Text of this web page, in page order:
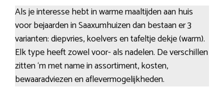
Als je interesse hebt in warme maaltijden aan huis
voor bejaarden in Saaxumhuizen dan bestaan er 3
varianten: diepvries, koelvers en tafeltje dekje (warm).
Elk type heeft zowel voor- als nadelen. De verschillen
zitten ‘m met name in assortiment, kosten,
bewaaradviezen en aflevermogelijkheden.